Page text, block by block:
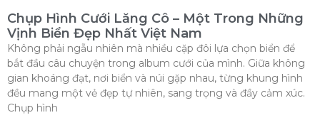
Chụp Hình Cưới Lăng Cô – Một Trong Những
Vịnh Biển Đẹp Nhất Việt Nam
Không phải ngẫu nhiên mà nhiều cặp đôi lựa chọn biển để
bắt đầu câu chuyện trong album cưới của mình. Giữa không
gian khoáng đạt, nơi biển và núi gặp nhau, từng khung hình
đều mang một vẻ đẹp tự nhiên, sang trọng và đầy cảm xúc.
Chụp hình